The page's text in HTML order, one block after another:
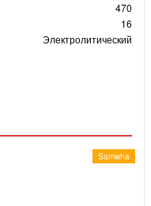
470
16
Электролитический
Samwha